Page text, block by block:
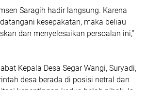
Saragih hadir langsung. Karena
kesepakatan, maka beliau
dan menyelesaikan persoalan ini,”
Kepala Desa Segar Wangi, Suryadi,
desa berada di posisi netral dan